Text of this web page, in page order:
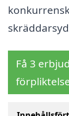
Få 3